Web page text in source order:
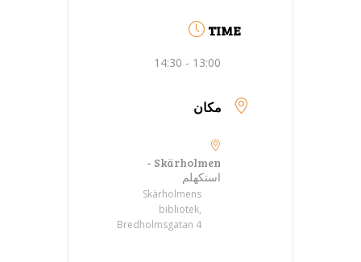
TIME
13:00 - 14:30
مکان
Skärholmen -
استکهلم
Skärholmens
bibliotek,
Bredholmsgatan 4